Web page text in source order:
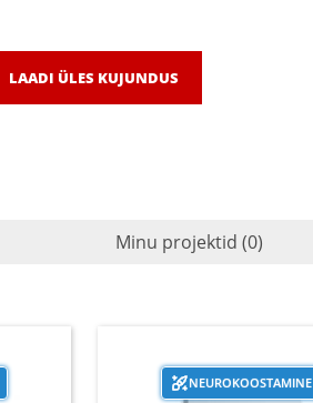
LAADI ÜLES KUJUNDUS
Minu projektid (0)
NEUROKOOSTAMINE